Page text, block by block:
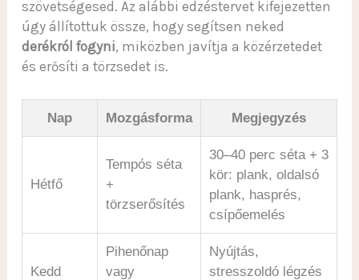
szövetségesed. Az alábbi edzéstervet kifejezetten
úgy állítottuk össze, hogy segítsen neked
derékról fogyni, miközben javítja a közérzetedet
és erősíti a törzsedet is.
Nap Mozgásforma Megjegyzés
Hétfő
Tempós séta
+
törzserősítés
30–40 perc séta + 3
kör: plank, oldalsó
plank, hasprés,
csípőemelés
Kedd
Pihenőnap
vagy
Nyújtás,
stresszoldó légzés